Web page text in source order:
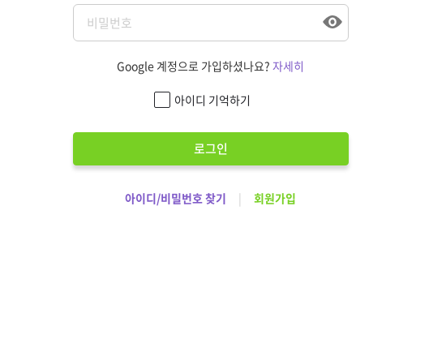
Google 계정으로 가입하셨나요?자세히
아이디 기억하기
로그인
아이디/비밀번호 찾기 | 회원가입